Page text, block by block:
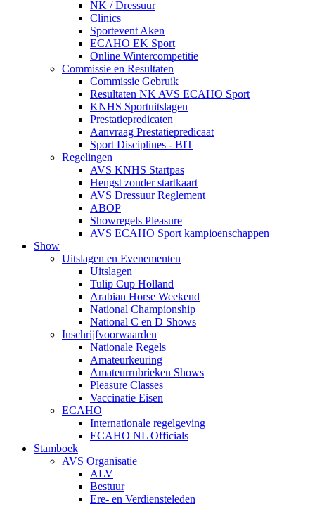
NK / Dressuur
Clinics
Sportevent Aken
ECAHO EK Sport
Online Wintercompetitie
Commissie en Resultaten
Commissie Gebruik
Resultaten NK AVS ECAHO Sport
KNHS Sportuitslagen
Prestatiepredicaten
Aanvraag Prestatiepredicaat
Sport Disciplines - BIT
Regelingen
AVS KNHS Startpas
Hengst zonder startkaart
AVS Dressuur Reglement
ABOP
Showregels Pleasure
AVS ECAHO Sport kampioenschappen
Show
Uitslagen en Evenementen
Uitslagen
Tulip Cup Holland
Arabian Horse Weekend
National Championship
National C en D Shows
Inschrijfvoorwaarden
Nationale Regels
Amateurkeuring
Amateurrubrieken Shows
Pleasure Classes
Vaccinatie Eisen
ECAHO
Internationale regelgeving
ECAHO NL Officials
Stamboek
AVS Organisatie
ALV
Bestuur
Ere- en Verdiensteleden